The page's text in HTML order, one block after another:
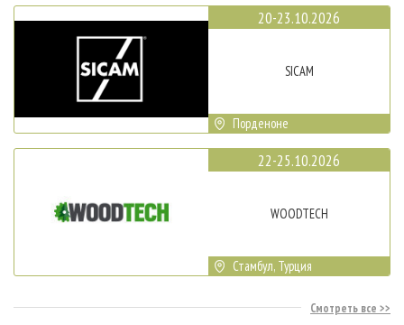
20-23.10.2026
SICAM
Порденоне
22-25.10.2026
WOODTECH
Стамбул, Турция
Смотреть все